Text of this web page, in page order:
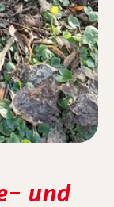
und